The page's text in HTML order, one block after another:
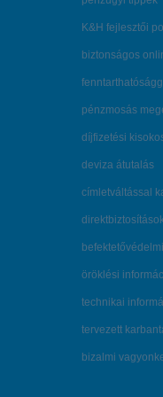
K&H fejlesztői
biztonságos
pénzmosás
díjfizetési
deviza átutalás
címletváltással
öröklési
technikai
tervezett
bizalmi